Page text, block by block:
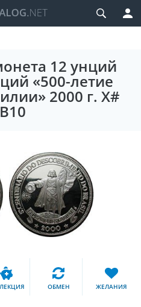
12 унций
«500-летие
2000 г. X#
ОБМЕН ЖЕЛАНИЯ